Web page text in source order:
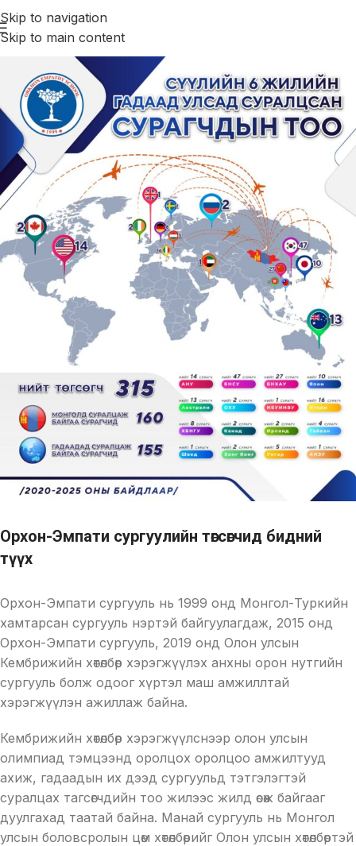
Skip to navigation
Skip to main content
Орхон-Эмпати сургуулийн төгсөгчид бидний
түүх
Орхон-Эмпати сургууль нь 1999 онд Монгол-Туркийн
хамтарсан сургууль нэртэй байгуулагдаж, 2015 онд
Орхон-Эмпати сургууль, 2019 онд Олон улсын
Кембрижийн хөтөлбөр хэрэгжүүлэх анхны орон нутгийн
сургууль болж одоог хүртэл маш амжиллтай
хэрэгжүүлэн ажиллаж байна.
Кембрижийн хөтөлбөр хэрэгжүүлснээр олон улсын
олимпиад тэмцээнд оролцох оролцоо амжилтууд
ахиж, гадаадын их дээд сургуульд тэтгэлэгтэй
суралцах тагсөгчдийн тоо жилээс жилд өсөж байгааг
дуулгахад таатай байна. Манай сургууль нь Монгол
улсын боловсролын цөм хөтөлбөрийг Олон улсын хөтөлбөртэй